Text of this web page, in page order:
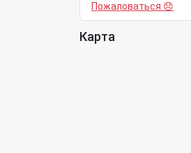
Пожаловаться 😞
Карта